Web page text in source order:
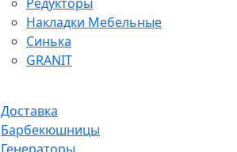
Накладки Мебельные
Синька
GRANIT
Доставка
Барбекюшницы